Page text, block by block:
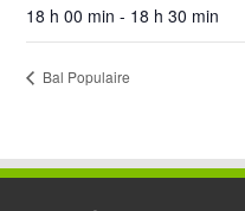
18 h 00 min - 18 h 30 min
Bal Populaire